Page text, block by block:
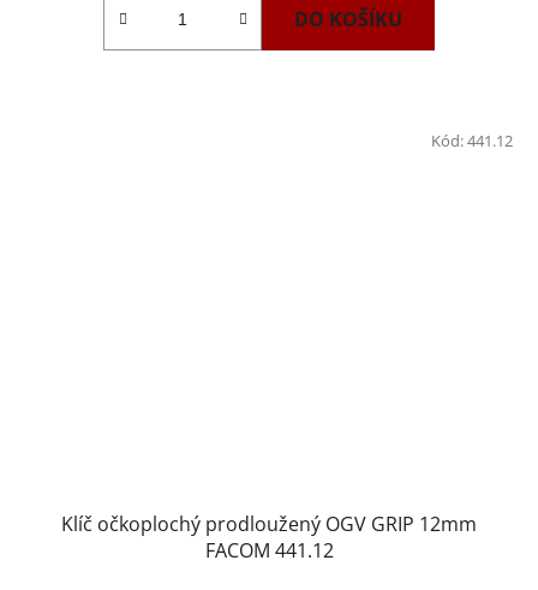
DO KOŠÍKU
Klíč očkoplochý prodloužený OGV GRIP 12mm
FACOM 441.12
Kód:441.12